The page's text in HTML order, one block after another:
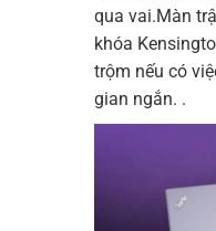
qua vai.Màn
khóa
trộm nếu có
gian ngắn. .